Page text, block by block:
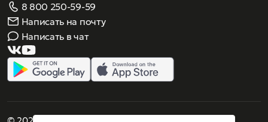
8 800 250-59-59
Написать на почту
Написать в чат